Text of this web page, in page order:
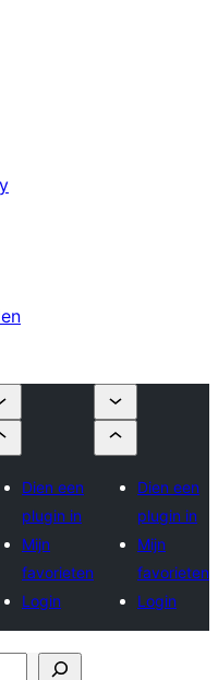
Dien een
plugin in
Mijn
favorieten
Login
Dien een
plugin in
Mijn
favorieten
Login